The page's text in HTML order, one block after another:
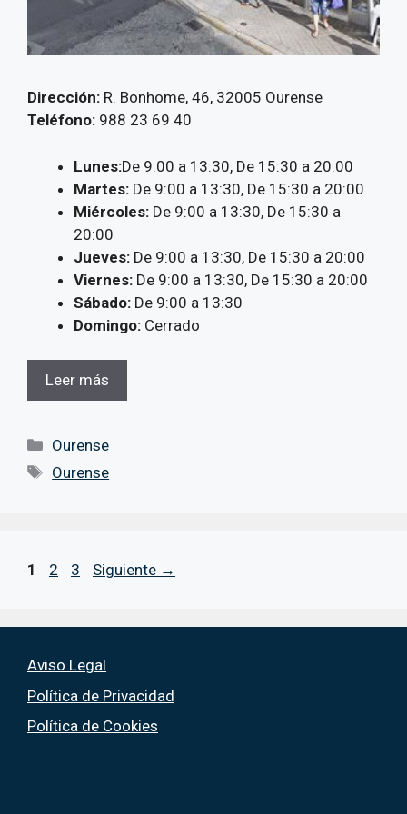
Dirección: R. Bonhome, 46, 32005 Ourense
Teléfono: 988 23 69 40
Lunes:De 9:00 a 13:30, De 15:30 a 20:00
Martes: De 9:00 a 13:30, De 15:30 a 20:00
Miércoles: De 9:00 a 13:30, De 15:30 a
20:00
Jueves: De 9:00 a 13:30, De 15:30 a 20:00
Viernes: De 9:00 a 13:30, De 15:30 a 20:00
Sábado: De 9:00 a 13:30
Domingo: Cerrado
Leer más
Categorías
Ourense
Etiquetas
Ourense
Página
1 Página
2 Página
3 Siguiente →
Aviso Legal
Política de Privacidad
Política de Cookies